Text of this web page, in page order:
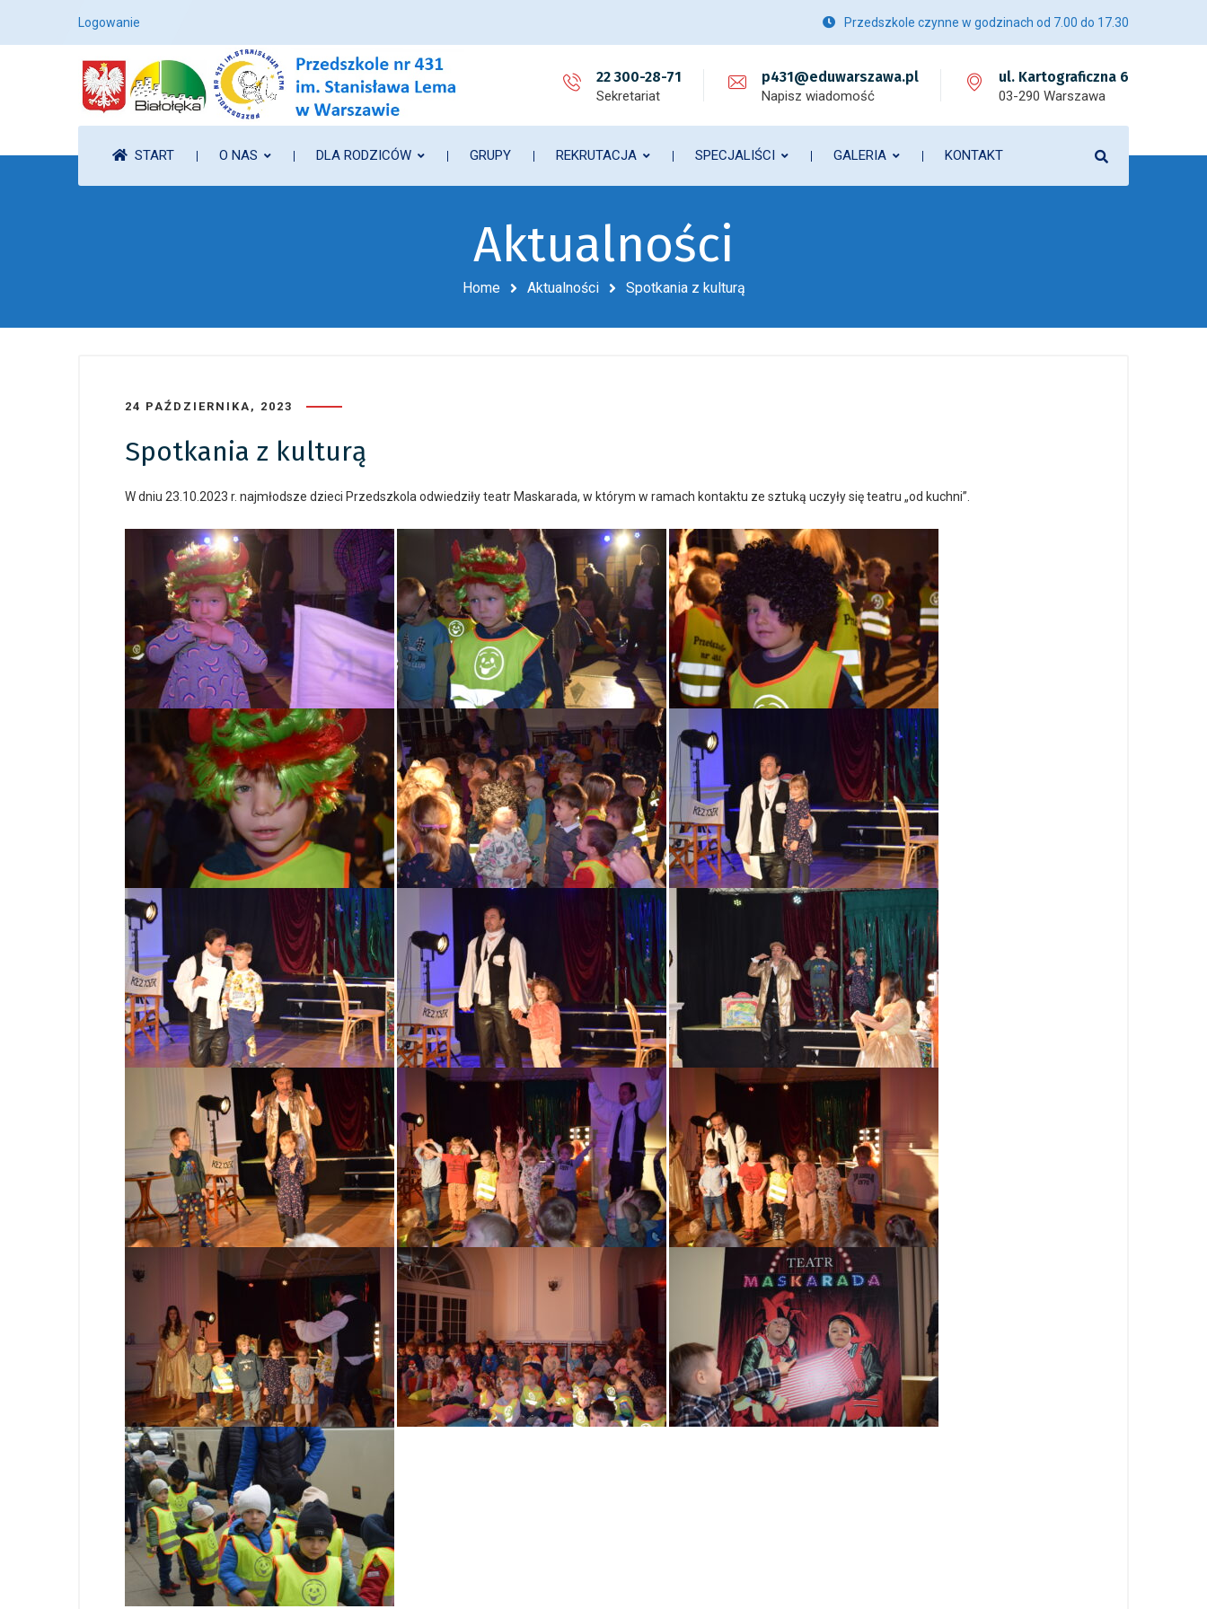
Logowanie Przedszkole czynne w godzinach od 7.00 do 17.30
22 300-28-71
Sekretariat
p431@eduwarszawa.pl
Napisz wiadomość
ul. Kartograficzna 6
03-290 Warszawa
START O NAS DLA RODZICÓW GRUPY REKRUTACJA SPECJALIŚCI GALERIA KONTAKT
Aktualności
Home Aktualności Spotkania z kulturą
24 PAŹDZIERNIKA, 2023
Spotkania z kulturą
W dniu 23.10.2023 r. najmłodsze dzieci Przedszkola odwiedziły teatr Maskarada, w którym w ramach kontaktu ze sztuką uczyły się teatru „od kuchni”.